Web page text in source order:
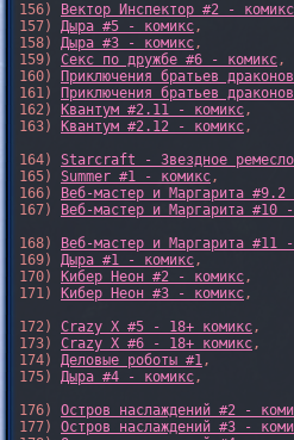
156)
Вектор Инспектор #2 - комикс
157) Дыра #5 - комикс,
158) Дыра #3 - комикс,
159) Секс по дружбе #6 - комикс,
160)
Приключения братьев
161)
Приключения братьев
162)
Квантум #2.11 - комикс,
163)
Квантум #2.12 - комикс,
164) Starcraft - Звездное
165) Summer #1 - комикс,
166)
Веб-мастер и Маргарита
167)
Веб-мастер и Маргарита #10
168)
Веб-мастер и Маргарита #11
169) Дыра #1 - комикс,
170)
Кибер Неон #2 - комикс,
171)
Кибер Неон #3 - комикс,
172) Crazy X #5 - 18+ комикс,
173) Crazy X #6 - 18+ комикс,
174) Деловые роботы #1,
175) Дыра #4 - комикс,
176) Остров наслаждений #2 -
177) Остров наслаждений #3 -